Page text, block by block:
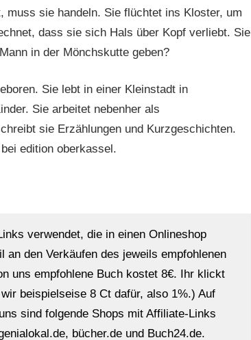
muss sie handeln. Sie flüchtet ins Kloster, um
dass sie sich Hals über Kopf verliebt. Sie
in der Mönchskutte geben?
Sie lebt in einer Kleinstadt in
Sie arbeitet nebenher als
sie Erzählungen und Kurzgeschichten.
edition oberkassel.
verwendet, die in einen Onlineshop
den Verkäufen des jeweils empfohlenen
uns empfohlene Buch kostet 8€. Ihr klickt
beispielseise 8 Ct dafür, also 1%.) Auf
sind folgende Shops mit Affiliate-Links
bücher.de und Buch24.de.